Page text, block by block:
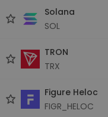
Solana
SOL
TRON
TRX
Figure Heloc
FIGR_HELOC